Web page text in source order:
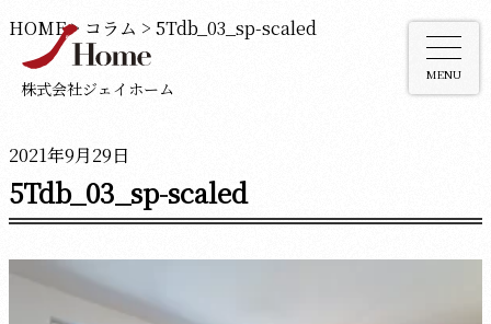
株式会社ジェイホーム
MENU
HOME> コラム > 5Tdb_03_sp-scaled
2021年9月29日
5Tdb_03_sp-scaled